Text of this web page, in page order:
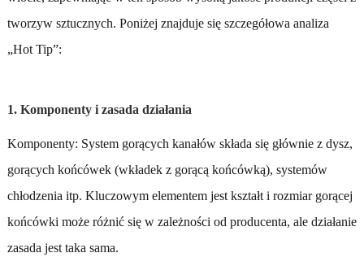
tworzyw sztucznych. Poniżej znajduje się szczegółowa analiza
„Hot Tip”:
1. Komponenty i zasada działania
Komponenty: System gorących kanałów składa się głównie z dysz,
gorących końcówek (wkładek z gorącą końcówką), systemów
chłodzenia itp. Kluczowym elementem jest kształt i rozmiar gorącej
końcówki może różnić się w zależności od producenta, ale działanie
zasada jest taka sama.